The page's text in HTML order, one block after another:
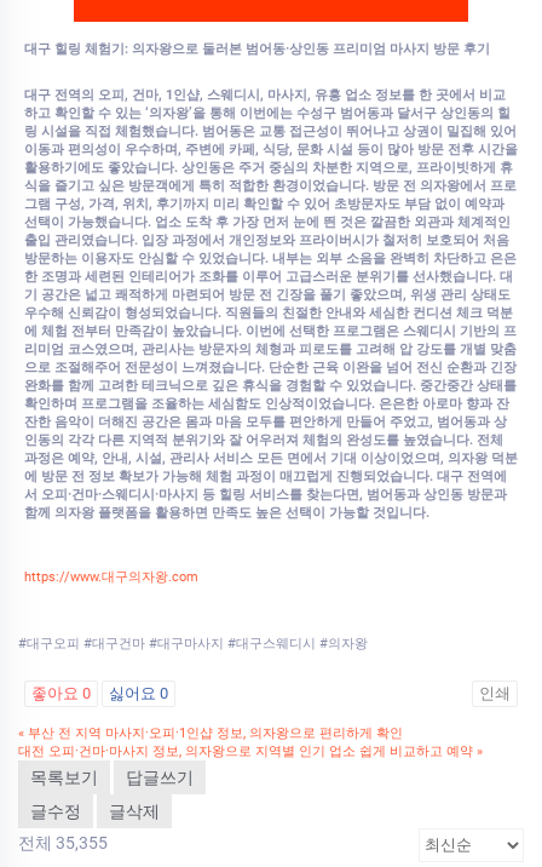
대구 힐링 체험기: 의자왕으로 둘러본 범어동·상인동 프리미엄 마사지 방문 후기
대구 전역의 오피, 건마, 1인샵, 스웨디시, 마사지, 유흥 업소 정보를 한 곳에서 비교
하고 확인할 수 있는 ‘의자왕’을 통해 이번에는 수성구 범어동과 달서구 상인동의 힐
링 시설을 직접 체험했습니다. 범어동은 교통 접근성이 뛰어나고 상권이 밀집해 있어
이동과 편의성이 우수하며, 주변에 카페, 식당, 문화 시설 등이 많아 방문 전후 시간을
활용하기에도 좋았습니다. 상인동은 주거 중심의 차분한 지역으로, 프라이빗하게 휴
식을 즐기고 싶은 방문객에게 특히 적합한 환경이었습니다. 방문 전 의자왕에서 프로
그램 구성, 가격, 위치, 후기까지 미리 확인할 수 있어 초방문자도 부담 없이 예약과
선택이 가능했습니다. 업소 도착 후 가장 먼저 눈에 띈 것은 깔끔한 외관과 체계적인
출입 관리였습니다. 입장 과정에서 개인정보와 프라이버시가 철저히 보호되어 처음
방문하는 이용자도 안심할 수 있었습니다. 내부는 외부 소음을 완벽히 차단하고 은은
한 조명과 세련된 인테리어가 조화를 이루어 고급스러운 분위기를 선사했습니다. 대
기 공간은 넓고 쾌적하게 마련되어 방문 전 긴장을 풀기 좋았으며, 위생 관리 상태도
우수해 신뢰감이 형성되었습니다. 직원들의 친절한 안내와 세심한 컨디션 체크 덕분
에 체험 전부터 만족감이 높았습니다. 이번에 선택한 프로그램은 스웨디시 기반의 프
리미엄 코스였으며, 관리사는 방문자의 체형과 피로도를 고려해 압 강도를 개별 맞춤
으로 조절해주어 전문성이 느껴졌습니다. 단순한 근육 이완을 넘어 전신 순환과 긴장
완화를 함께 고려한 테크닉으로 깊은 휴식을 경험할 수 있었습니다. 중간중간 상태를
확인하며 프로그램을 조율하는 세심함도 인상적이었습니다. 은은한 아로마 향과 잔
잔한 음악이 더해진 공간은 몸과 마음 모두를 편안하게 만들어 주었고, 범어동과 상
인동의 각각 다른 지역적 분위기와 잘 어우러져 체험의 완성도를 높였습니다. 전체
과정은 예약, 안내, 시설, 관리사 서비스 모든 면에서 기대 이상이었으며, 의자왕 덕분
에 방문 전 정보 확보가 가능해 체험 과정이 매끄럽게 진행되었습니다. 대구 전역에
서 오피·건마·스웨디시·마사지 등 힐링 서비스를 찾는다면, 범어동과 상인동 방문과
함께 의자왕 플랫폼을 활용하면 만족도 높은 선택이 가능할 것입니다.
https://www.대구의자왕.com
#대구오피 #대구건마 #대구마사지 #대구스웨디시 #의자왕
좋아요 0 싫어요 0 인쇄
« 부산 전 지역 마사지·오피·1인샵 정보, 의자왕으로 편리하게 확인
대전 오피·건마·마사지 정보, 의자왕으로 지역별 인기 업소 쉽게 비교하고 예약 »
목록보기
답글쓰기
글수정
글삭제
전체 35,355